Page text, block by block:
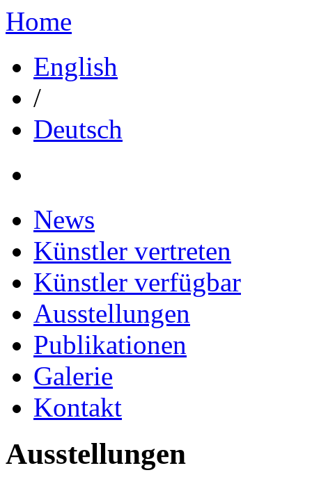
Home
English
/
Deutsch
News
Künstler vertreten
Künstler verfügbar
Ausstellungen
Publikationen
Galerie
Kontakt
Ausstellungen